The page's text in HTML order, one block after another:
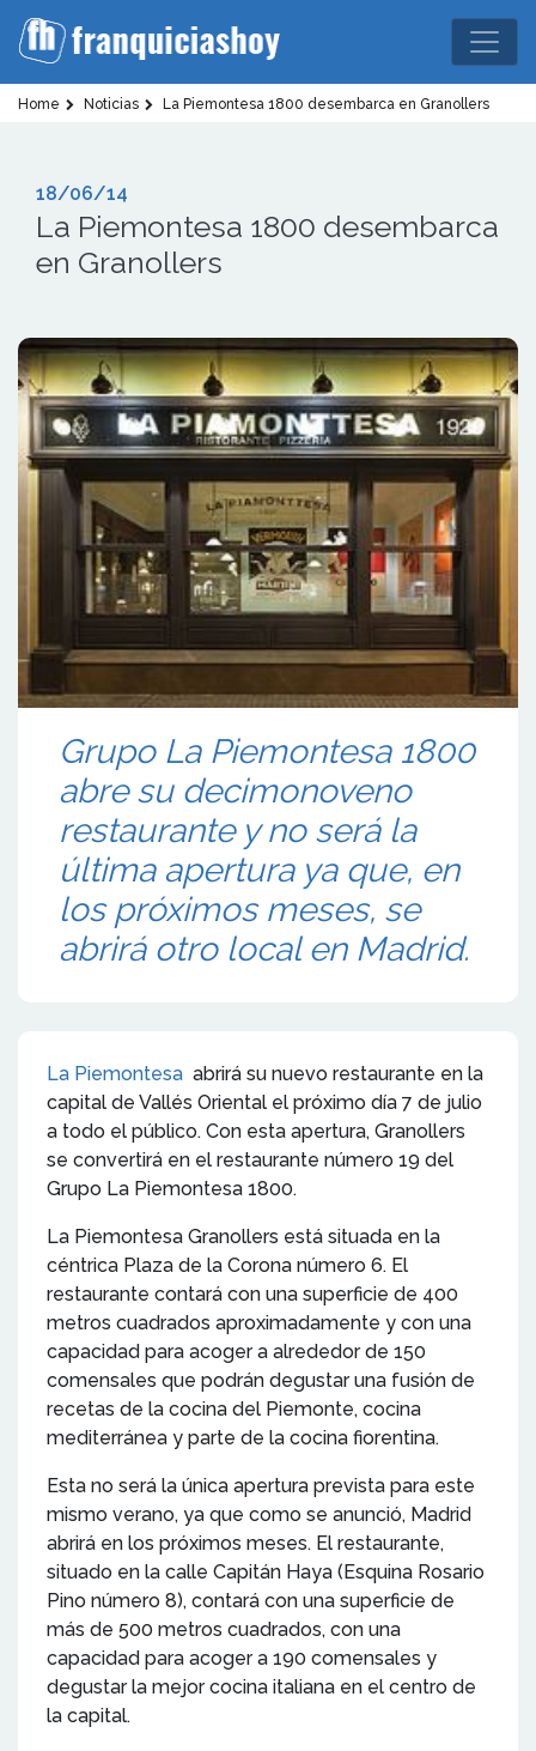
Home Noticias La Piemontesa 1800 desembarca en Granollers
18/06/14
La Piemontesa 1800 desembarca
en Granollers
Grupo La Piemontesa 1800
abre su decimonoveno
restaurante y no será la
última apertura ya que, en
los próximos meses, se
abrirá otro local en Madrid.
La Piemontesa abrirá su nuevo restaurante en la
capital de Vallés Oriental el próximo día 7 de julio
a todo el público. Con esta apertura, Granollers
se convertirá en el restaurante número 19 del
Grupo La Piemontesa 1800.
La Piemontesa Granollers está situada en la
céntrica Plaza de la Corona número 6. El
restaurante contará con una superficie de 400
metros cuadrados aproximadamente y con una
capacidad para acoger a alrededor de 150
comensales que podrán degustar una fusión de
recetas de la cocina del Piemonte, cocina
mediterránea y parte de la cocina fiorentina.
Esta no será la única apertura prevista para este
mismo verano, ya que como se anunció, Madrid
abrirá en los próximos meses. El restaurante,
situado en la calle Capitán Haya (Esquina Rosario
Pino número 8), contará con una superficie de
más de 500 metros cuadrados, con una
capacidad para acoger a 190 comensales y
degustar la mejor cocina italiana en el centro de
la capital.